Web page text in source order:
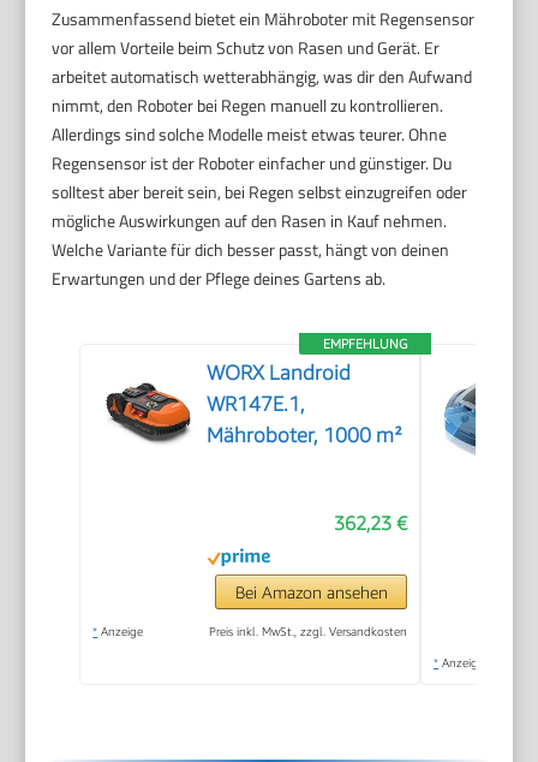
Zusammenfassend bietet ein Mähroboter mit Regensensor
vor allem Vorteile beim Schutz von Rasen und Gerät. Er
arbeitet automatisch wetterabhängig, was dir den Aufwand
nimmt, den Roboter bei Regen manuell zu kontrollieren.
Allerdings sind solche Modelle meist etwas teurer. Ohne
Regensensor ist der Roboter einfacher und günstiger. Du
solltest aber bereit sein, bei Regen selbst einzugreifen oder
mögliche Auswirkungen auf den Rasen in Kauf nehmen.
Welche Variante für dich besser passt, hängt von deinen
Erwartungen und der Pflege deines Gartens ab.
EMPFEHLUNG
WORX Landroid
WR147E.1,
Mähroboter, 1000 m²
362,23 €
Bei Amazon ansehen
* Anzeige Preis inkl. MwSt., zzgl. Versandkosten
* Anzeige